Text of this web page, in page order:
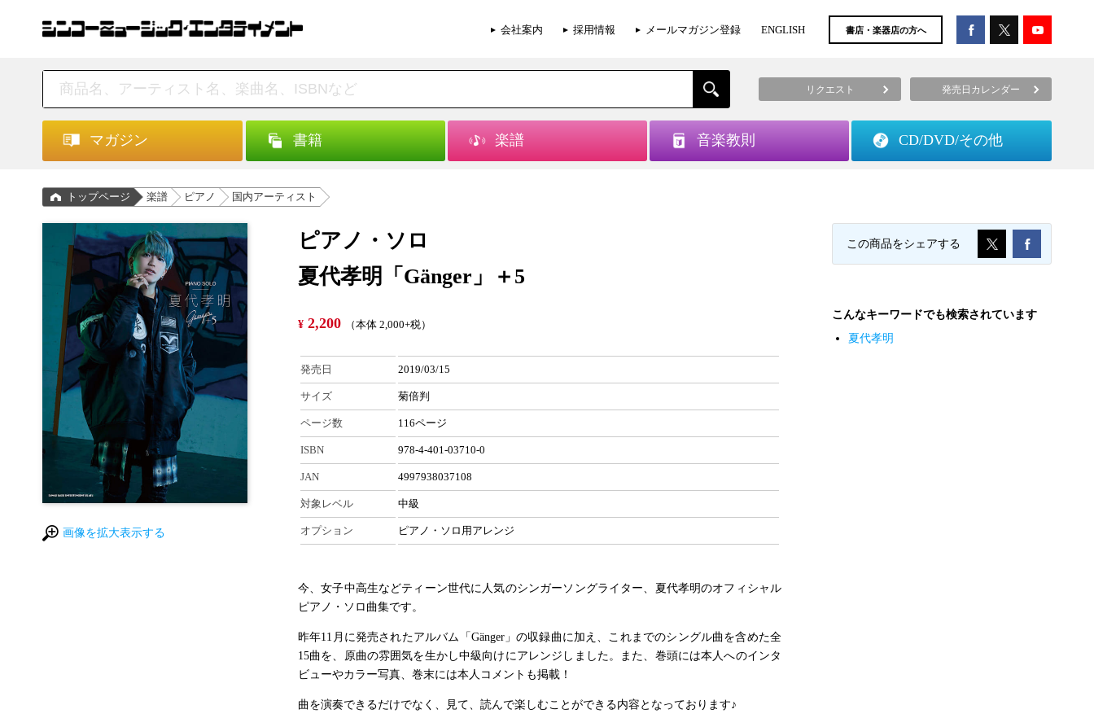
会社案内 採用情報 メールマガジン登録 ENGLISH 書店・楽器店の方へ
リクエスト 発売日カレンダー
マガジン 書籍 楽譜 音楽教則 CD/DVD/その他
トップページ 楽譜 ピアノ 国内アーティスト
画像を拡大表示する
ピアノ・ソロ
夏代孝明「Gänger」＋5
¥ 2,200 （本体 2,000+税）
発売日 2019/03/15
サイズ 菊倍判
ページ数 116ページ
ISBN 978-4-401-03710-0
JAN 4997938037108
対象レベル 中級
オプション ピアノ・ソロ用アレンジ
今、女子中高生などティーン世代に人気のシンガーソングライター、夏代孝明のオフィシャル
ピアノ・ソロ曲集です。
昨年11月に発売されたアルバム「Gänger」の収録曲に加え、これまでのシングル曲を含めた全
15曲を、原曲の雰囲気を生かし中級向けにアレンジしました。また、巻頭には本人へのインタ
ビューやカラー写真、巻末には本人コメントも掲載！
曲を演奏できるだけでなく、見て、読んで楽しむことができる内容となっております♪
この商品をシェアする
こんなキーワードでも検索されています
夏代孝明